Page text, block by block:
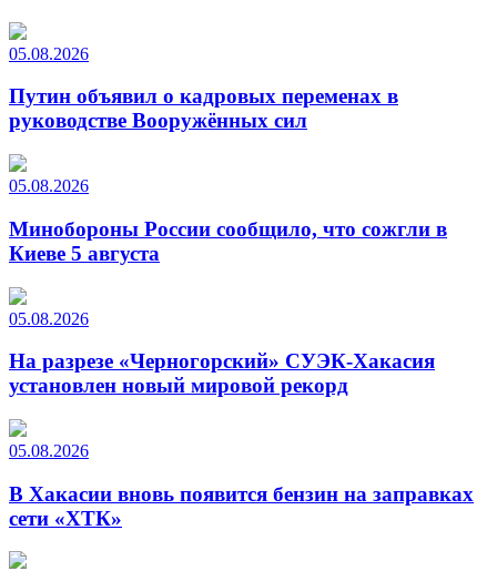
05.08.2026
Путин объявил о кадровых переменах в
руководстве Вооружённых сил
05.08.2026
Минобороны России сообщило, что сожгли в
Киеве 5 августа
05.08.2026
На разрезе «Черногорский» СУЭК-Хакасия
установлен новый мировой рекорд
05.08.2026
В Хакасии вновь появится бензин на заправках
сети «ХТК»